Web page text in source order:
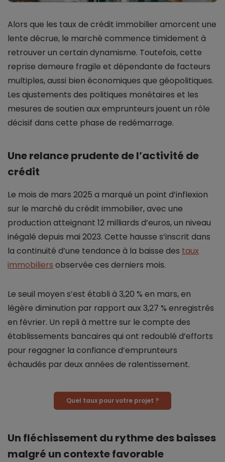
Alors que les taux de crédit immobilier amorcent une
lente décrue, le marché commence timidement à
retrouver un certain dynamisme. Toutefois, cette
reprise demeure fragile et dépendante de facteurs
multiples, aussi bien économiques que géopolitiques.
Les ajustements des politiques monétaires et les
mesures de soutien aux emprunteurs jouent un rôle
décisif dans cette phase de redémarrage.
Une relance prudente de l’activité de
crédit
Le mois de mars 2025 a marqué un point d’inflexion
sur le marché du crédit immobilier, avec une
production atteignant 12 milliards d’euros, un niveau
inégalé depuis mai 2023. Cette hausse s’inscrit dans
la continuité d’une tendance à la baisse des taux
immobiliers observée ces derniers mois.
Le seuil moyen s’est établi à 3,20 % en mars, en
légère diminution par rapport aux 3,27 % enregistrés
en février. Un repli à mettre sur le compte des
établissements bancaires qui ont redoublé d’efforts
pour regagner la confiance d’emprunteurs
échaudés par deux années de ralentissement.
Quel taux pour votre projet ?
Un fléchissement du rythme des baisses
malgré un contexte favorable